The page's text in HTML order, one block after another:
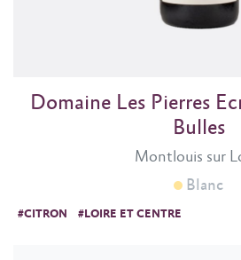
Montlouis sur
Domaine Les Pierres
Bulles
Blanc
#CITRON #LOIRE ET CENTRE